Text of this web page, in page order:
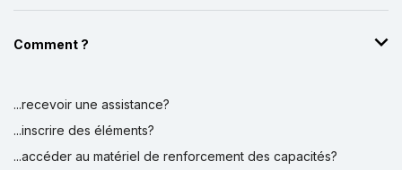
Comment ?
...recevoir une assistance?
...inscrire des éléments?
...accéder au matériel de renforcement des capacités?